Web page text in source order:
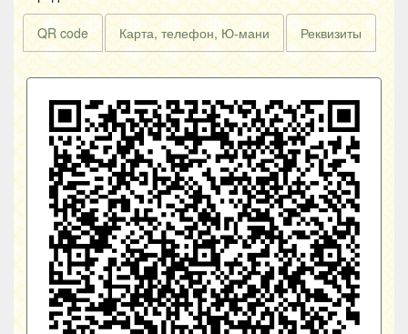
QR code Карта, телефон, Ю-мани Реквизиты